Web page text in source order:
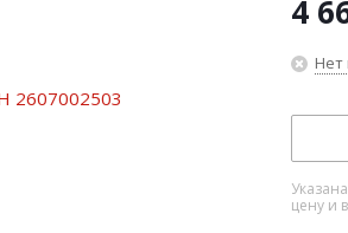
4
Нет
цену и